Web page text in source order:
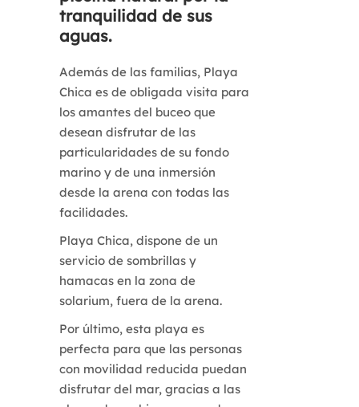
tranquilidad de sus
aguas.
Además de las familias, Playa
Chica es de obligada visita para
los amantes del buceo que
desean disfrutar de las
particularidades de su fondo
marino y de una inmersión
desde la arena con todas las
facilidades.
Playa Chica, dispone de un
servicio de sombrillas y
hamacas en la zona de
solarium, fuera de la arena.
Por último, esta playa es
perfecta para que las personas
con movilidad reducida puedan
disfrutar del mar, gracias a las